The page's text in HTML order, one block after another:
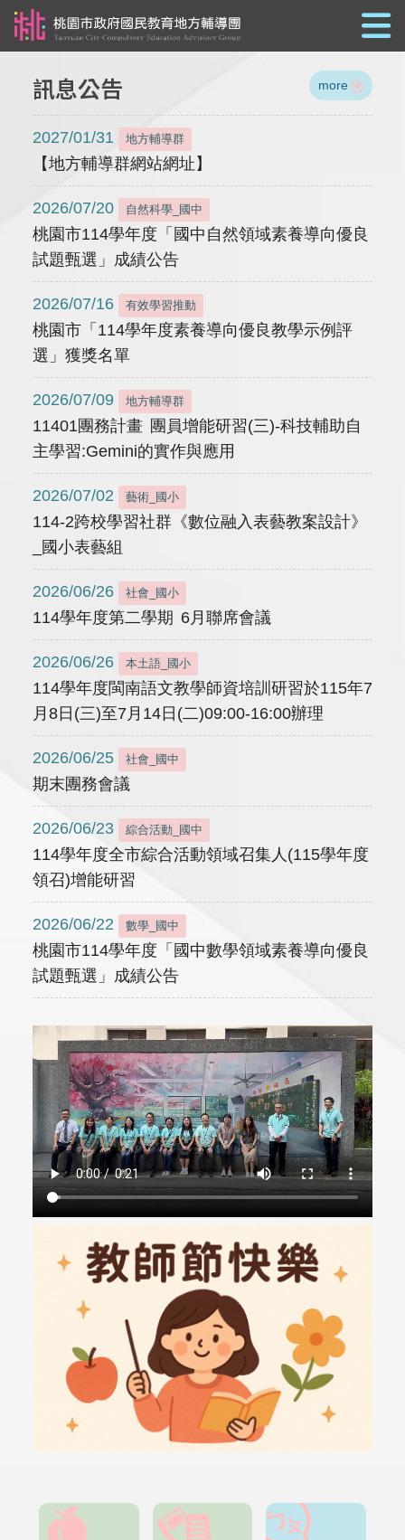
訊息公告 more
2027/01/31 地方輔導群
【地方輔導群網站網址】
2026/07/20 自然科學_國中
桃園市114學年度「國中自然領域素養導向優良
試題甄選」成績公告
2026/07/16 有效學習推動
桃園市「114學年度素養導向優良教學示例評
選」獲獎名單
2026/07/09 地方輔導群
11401團務計畫 團員增能研習(三)-科技輔助自
主學習:Gemini的實作與應用
2026/07/02 藝術_國小
114-2跨校學習社群《數位融入表藝教案設計》
_國小表藝組
2026/06/26 社會_國小
114學年度第二學期 6月聯席會議
2026/06/26 本土語_國小
114學年度閩南語文教學師資培訓研習於115年7
月8日(三)至7月14日(二)09:00-16:00辦理
2026/06/25 社會_國中
期末團務會議
2026/06/23 綜合活動_國中
114學年度全市綜合活動領域召集人(115學年度
領召)增能研習
2026/06/22 數學_國中
桃園市114學年度「國中數學領域素養導向優良
試題甄選」成績公告